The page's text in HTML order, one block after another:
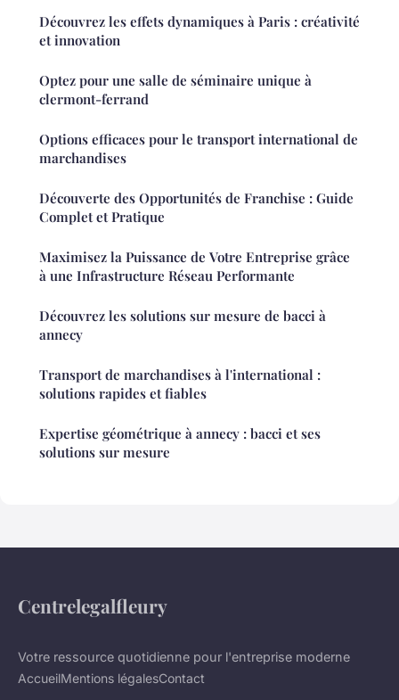
Découvrez les effets dynamiques à Paris : créativité
et innovation
Optez pour une salle de séminaire unique à
clermont-ferrand
Options efficaces pour le transport international de
marchandises
Découverte des Opportunités de Franchise : Guide
Complet et Pratique
Maximisez la Puissance de Votre Entreprise grâce
à une Infrastructure Réseau Performante
Découvrez les solutions sur mesure de bacci à
annecy
Transport de marchandises à l'international :
solutions rapides et fiables
Expertise géométrique à annecy : bacci et ses
solutions sur mesure
Centrelegalfleury
Votre ressource quotidienne pour l'entreprise moderne
AccueilMentions légalesContact